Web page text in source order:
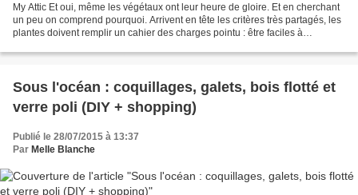
My Attic Et oui, même les végétaux ont leur heure de gloire. Et en cherchant
un peu on comprend pourquoi. Arrivent en tête les critères très partagés, les
plantes doivent remplir un cahier des charges pointu : être faciles à
Sous l'océan : coquillages, galets, bois flotté et
verre poli (DIY + shopping)
Publié le 28/07/2015 à 13:37
Par Melle Blanche